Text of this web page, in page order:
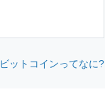
ビットコインってなに?